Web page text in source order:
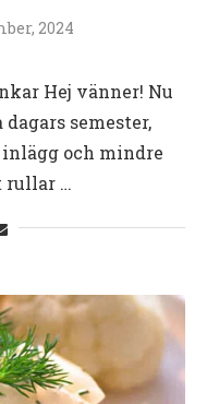
2024
Hej vänner! Nu
semester,
och mindre
rullar …